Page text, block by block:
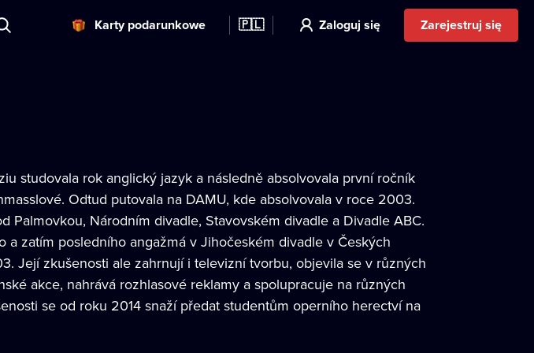
Karty podarunkowe 🇵🇱 Zaloguj się Zarejestruj się
studovala rok anglický jazyk a následně absolvovala první ročník
Odtud putovala na DAMU, kde absolvovala v roce 2003.
Palmovkou, Národním divadle, Stavovském divadle a Divadle ABC.
a zatím posledního angažmá v Jihočeském divadle v Českých
Její zkušenosti ale zahrnují i televizní tvorbu, objevila se v různých
akce, nahrává rozhlasové reklamy a spolupracuje na různých
se od roku 2014 snaží předat studentům operního herectví na